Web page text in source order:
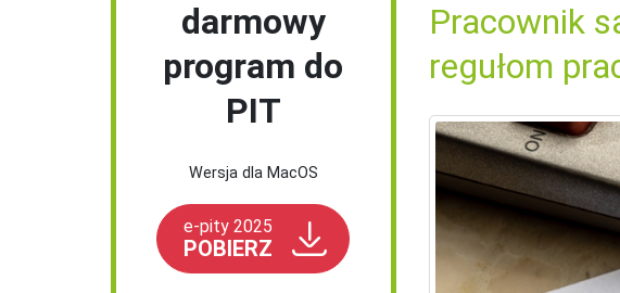
darmowy
program do
PIT
Wersja dla MacOS
e-pity 2025
POBIERZ
Pracownik
regułom